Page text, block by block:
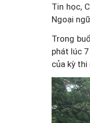
Tin học,
Ngoại
Trong
phát lúc
của kỳ thi